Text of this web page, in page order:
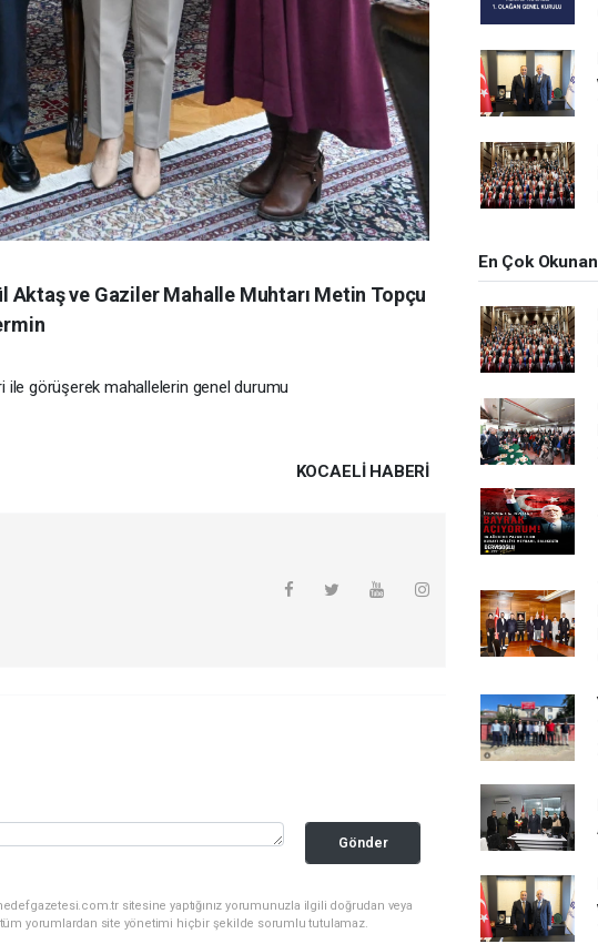
Aktaş ve Gaziler Mahalle Muhtarı Metin Topçu
ile görüşerek mahallelerin genel durumu
KOCAELI HABERİ
Gönder
sitesine yaptığınız yorumunuzla ilgili doğrudan veya
tüm yorumlardan site yönetimi hiçbir şekilde sorumlu tutulamaz.
En Çok